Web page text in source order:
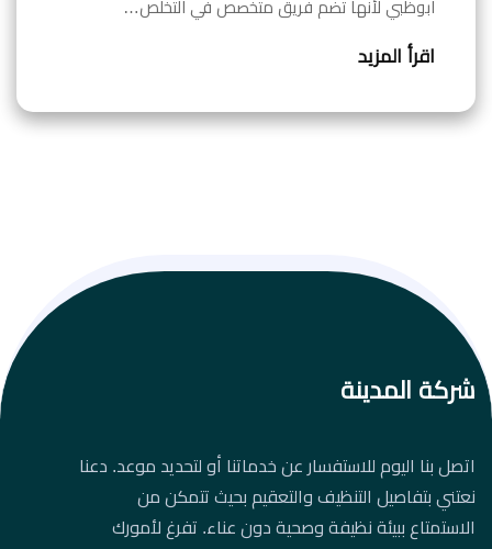
ابوظبي لأنها تضم فريق متخصص في التخلص…
اقرأ المزيد
شركة المدينة
اتصل بنا اليوم للاستفسار عن خدماتنا أو لتحديد موعد. دعنا
نعتني بتفاصيل التنظيف والتعقيم بحيث تتمكن من
الاستمتاع ببيئة نظيفة وصحية دون عناء. تفرغ لأمورك